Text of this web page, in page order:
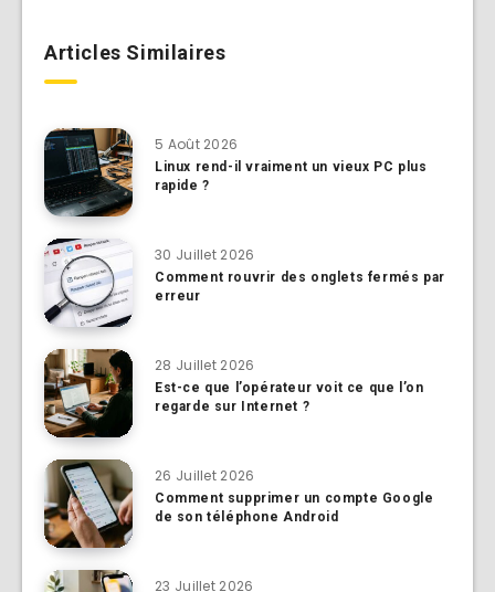
Articles Similaires
5 Août 2026
Linux rend-il vraiment un vieux PC plus
rapide ?
30 Juillet 2026
Comment rouvrir des onglets fermés par
erreur
28 Juillet 2026
Est-ce que l’opérateur voit ce que l’on
regarde sur Internet ?
26 Juillet 2026
Comment supprimer un compte Google
de son téléphone Android
23 Juillet 2026